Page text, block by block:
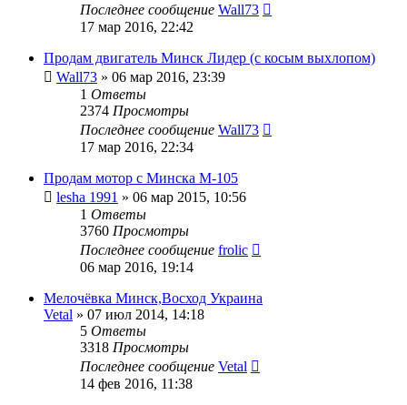
Последнее сообщение Wall73
17 мар 2016, 22:42
Продам двигатель Минск Лидер (с косым выхлопом)
Wall73 » 06 мар 2016, 23:39
1 Ответы
2374 Просмотры
Последнее сообщение Wall73
17 мар 2016, 22:34
Продам мотор с Минска М-105
lesha 1991 » 06 мар 2015, 10:56
1 Ответы
3760 Просмотры
Последнее сообщение frolic
06 мар 2016, 19:14
Мелочёвка Минск,Восход Украина
Vetal » 07 июл 2014, 14:18
5 Ответы
3318 Просмотры
Последнее сообщение Vetal
14 фев 2016, 11:38